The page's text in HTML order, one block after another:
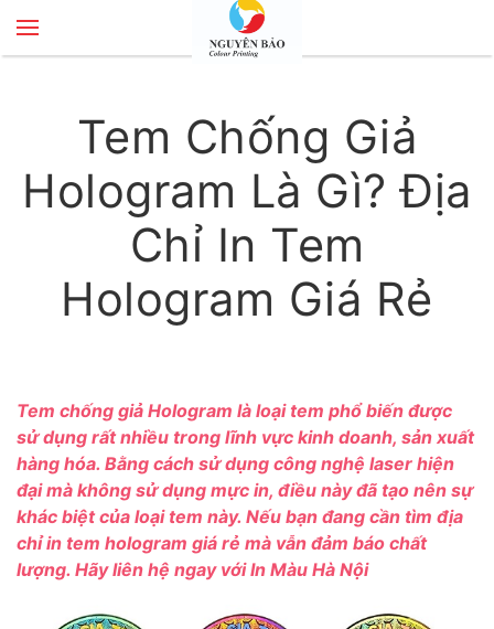
Skip to main content
Tem Chống Giả
Hologram Là Gì? Địa
Chỉ In Tem
Hologram Giá Rẻ
Tem chống giả Hologram là loại tem phổ biến được
sử dụng rất nhiều trong lĩnh vực kinh doanh, sản xuất
hàng hóa. Bằng cách sử dụng công nghệ laser hiện
đại mà không sử dụng mực in, điều này đã tạo nên sự
khác biệt của loại tem này. Nếu bạn đang cần tìm địa
chỉ in tem hologram giá rẻ mà vẫn đảm báo chất
lượng. Hãy liên hệ ngay vớiIn Màu Hà Nội